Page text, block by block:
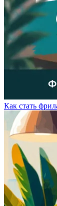
Как стать